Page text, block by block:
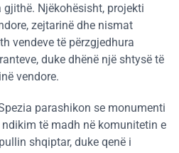
Njëkohësisht, projekti
zejtarinë dhe nismat
vendeve të përzgjedhura
duke dhënë një shtysë të
vendore.
parashikon se monumenti
të madh në komunitetin e
shqiptar, duke qenë i